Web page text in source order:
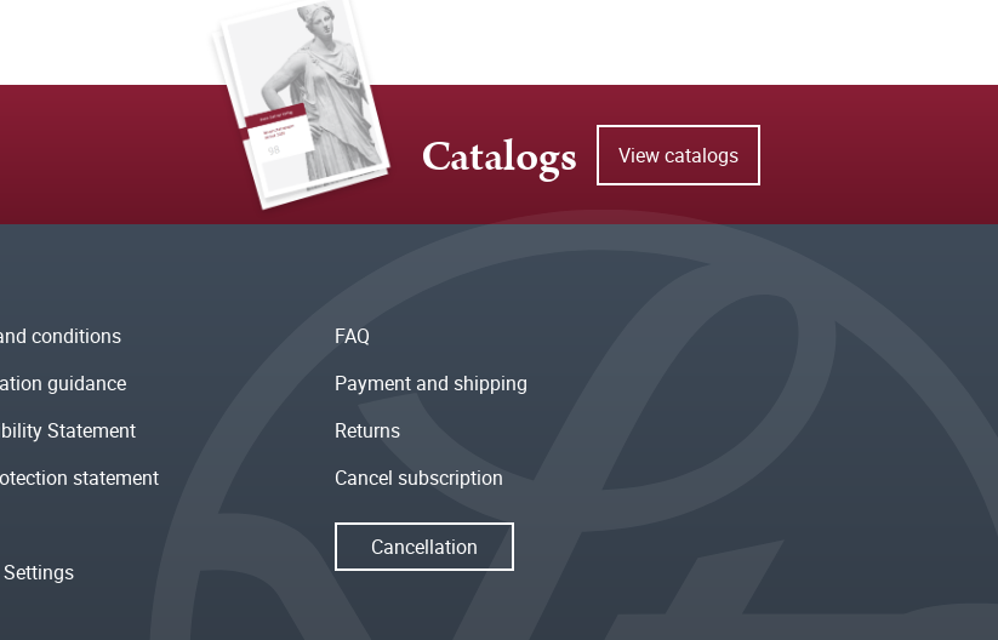
Catalogs View catalogs
conditions
guidance
Statement
statement
FAQ
Payment and shipping
Returns
Cancel subscription
Cancellation